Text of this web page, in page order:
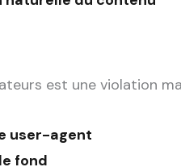
est une violation
user-agent
fond